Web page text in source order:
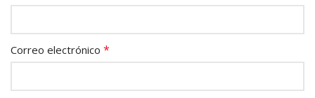
Correo electrónico *